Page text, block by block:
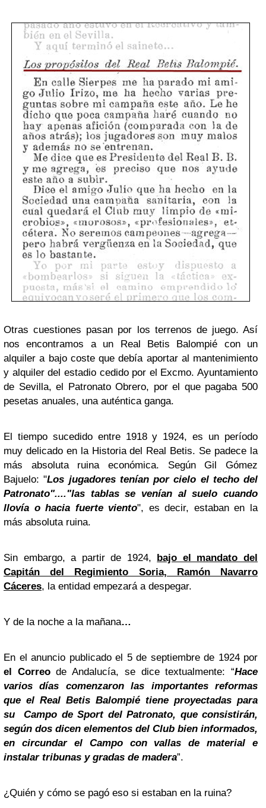
Otras cuestiones pasan por los terrenos de juego. Así
nos encontramos a un Real Betis Balompié con un
alquiler a bajo coste que debía aportar al mantenimiento
y alquiler del estadio cedido por el Excmo. Ayuntamiento
de Sevilla, el Patronato Obrero, por el que pagaba 500
pesetas anuales, una auténtica ganga.
El tiempo sucedido entre 1918 y 1924, es un período
muy delicado en la Historia del Real Betis. Se padece la
más absoluta ruina económica. Según Gil Gómez
Bajuelo: "Los jugadores tenían por cielo el techo del
Patronato"...."las tablas se venían al suelo cuando
llovía o hacia fuerte viento", es decir, estaban en la
más absoluta ruina.
Sin embargo, a partir de 1924, bajo el mandato del
Capitán del Regimiento Soria, Ramón Navarro
Cáceres, la entidad empezará a despegar.
Y de la noche a la mañana…
En el anuncio publicado el 5 de septiembre de 1924 por
el Correode Andalucía, se dice textualmente: “Hace
varios días comenzaron las importantes reformas
que el Real Betis Balompié tiene proyectadas para
su Campo de Sport del Patronato, que consistirán,
según dos dicen elementos del Club bien informados,
en circundar el Campo con vallas de material e
instalar tribunas y gradas de madera”.
¿Quién y cómo se pagó eso si estaban en la ruina?